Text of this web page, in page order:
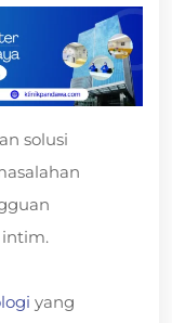
solusi
intim.
yang